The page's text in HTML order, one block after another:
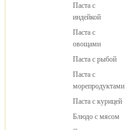
Паста с
индейкой
Паста с
овощами
Паста с рыбой
Паста с
морепродуктами
Паста с курицей
Блюдо с мясом